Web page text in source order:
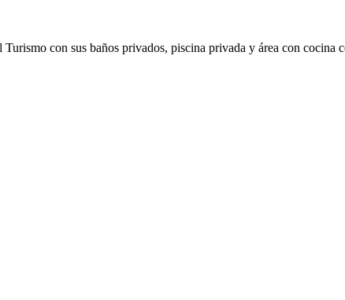
Turismo con sus baños privados, piscina privada y área con